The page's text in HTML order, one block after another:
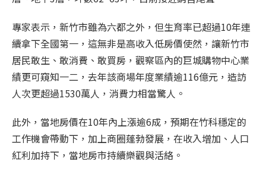
專家表示，新竹市雖為六都之外，但生育率已超過10年連
續拿下全國第一，這無非是高收入低房價使然，讓新竹市
居民敢生、敢消費、敢買房，觀察區內的巨城購物中心業
績更可窺知一二，去年該商場年度業績逾116億元，造訪
人次更超過1530萬人，消費力相當驚人。
此外，當地房價在10年內上漲逾6成，預期在竹科穩定的
工作機會帶動下，加上商圈蓬勃發展，在收入增加、人口
紅利加持下，當地房市持續樂觀與活絡。